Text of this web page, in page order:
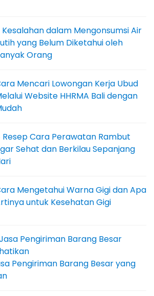
Kesalahan dalam Mengonsumsi Air
yang Belum Diketahui oleh
Orang
Mencari Lowongan Kerja Ubud
Website HHRMA Bali dengan
Resep Cara Perawatan Rambut
Sehat dan Berkilau Sepanjang
Mengetahui Warna Gigi dan Apa
untuk Kesehatan Gigi
Pengiriman Barang Besar yang